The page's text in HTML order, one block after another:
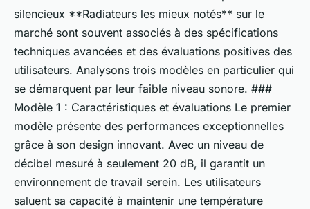
silencieux **Radiateurs les mieux notés** sur le
marché sont souvent associés à des spécifications
techniques avancées et des évaluations positives des
utilisateurs. Analysons trois modèles en particulier qui
se démarquent par leur faible niveau sonore. ###
Modèle 1 : Caractéristiques et évaluations Le premier
modèle présente des performances exceptionnelles
grâce à son design innovant. Avec un niveau de
décibel mesuré à seulement 20 dB, il garantit un
environnement de travail serein. Les utilisateurs
saluent sa capacité à maintenir une température